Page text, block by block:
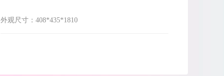
外观尺寸：408*435*1810